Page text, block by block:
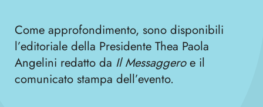
Come approfondimento, sono disponibili
l’editoriale della Presidente Thea Paola
Angelini redatto da Il Messaggeroe il
comunicato stampa dell’evento.